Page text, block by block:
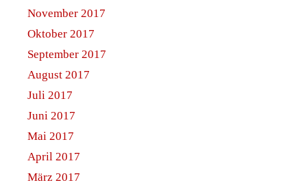
November 2017
Oktober 2017
September 2017
August 2017
Juli 2017
Juni 2017
Mai 2017
April 2017
März 2017